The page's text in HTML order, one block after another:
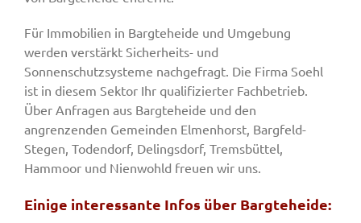
Für Immobilien in Bargteheide und Umgebung
werden verstärkt Sicherheits- und
Sonnenschutzsysteme nachgefragt. Die Firma Soehl
ist in diesem Sektor Ihr qualifizierter Fachbetrieb.
Über Anfragen aus Bargteheide und den
angrenzenden Gemeinden Elmenhorst, Bargfeld-
Stegen, Todendorf, Delingsdorf, Tremsbüttel,
Hammoor und Nienwohld freuen wir uns.
Einige interessante Infos über Bargteheide: